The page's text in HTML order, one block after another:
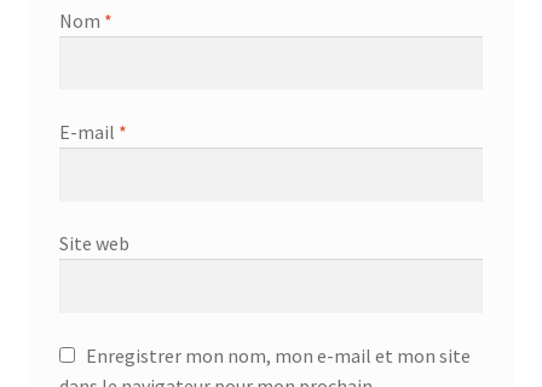
Nom *
E-mail *
Site web
Enregistrer mon nom, mon e-mail et mon site